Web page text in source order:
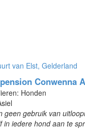
van Elst, Gelderland
Conwenna
Honden
geen gebruik van
in iedere hond aan te